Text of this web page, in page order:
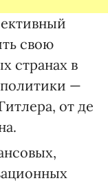
свою
странах в
—
от де